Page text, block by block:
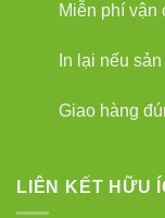
Miễn phí vận
In lại nếu
Giao hàng
LIÊN KẾT HỮU